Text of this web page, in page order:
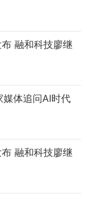
融和科技廖继
媒体追问AI时代
融和科技廖继